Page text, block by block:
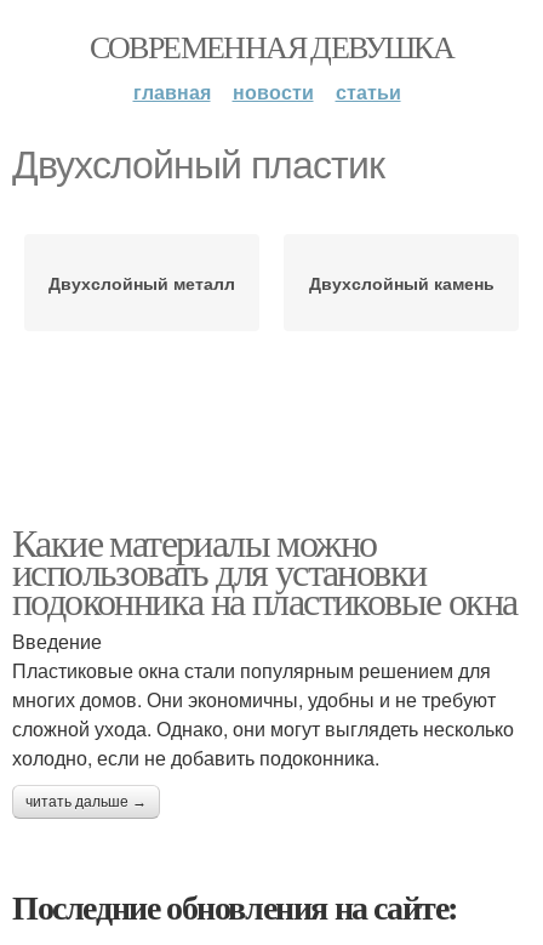
СОВРЕМЕННАЯ ДЕВУШКА
главная новости статьи
Двухслойный пластик
Двухслойный металл Двухслойный камень
Какие материалы можно
использовать для установки
подоконника на пластиковые окна
Введение
Пластиковые окна стали популярным решением для
многих домов. Они экономичны, удобны и не требуют
сложной ухода. Однако, они могут выглядеть несколько
холодно, если не добавить подоконника.
читать дальше →
Последние обновления на сайте: